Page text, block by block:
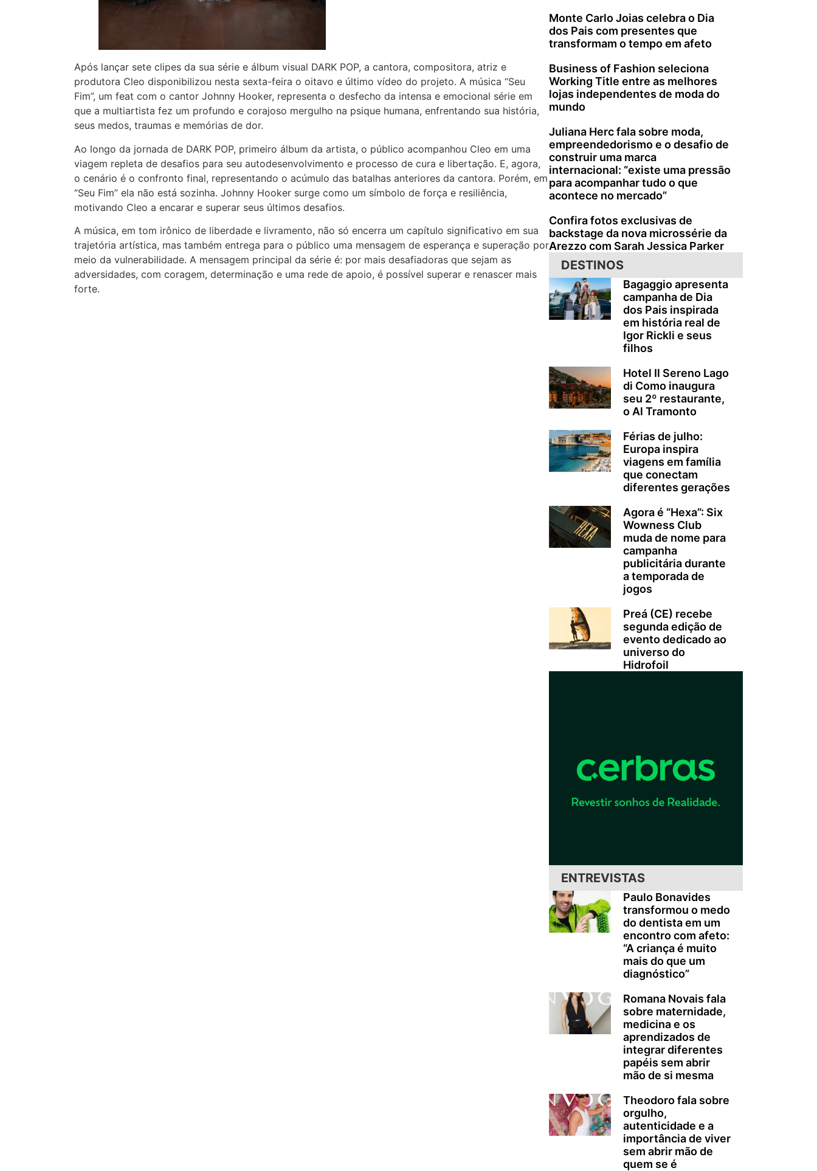
Após lançar sete clipes da sua série e álbum visual DARK POP, a cantora, compositora, atriz e
produtora Cleo disponibilizou nesta sexta-feira o oitavo e último vídeo do projeto. A música “Seu
Fim”, um feat com o cantor Johnny Hooker, representa o desfecho da intensa e emocional série em
que a multiartista fez um profundo e corajoso mergulho na psique humana, enfrentando sua história,
seus medos, traumas e memórias de dor.
Ao longo da jornada de DARK POP, primeiro álbum da artista, o público acompanhou Cleo em uma
viagem repleta de desafios para seu autodesenvolvimento e processo de cura e libertação. E, agora,
o cenário é o confronto final, representando o acúmulo das batalhas anteriores da cantora. Porém, em
“Seu Fim” ela não está sozinha. Johnny Hooker surge como um símbolo de força e resiliência,
motivando Cleo a encarar e superar seus últimos desafios.
A música, em tom irônico de liberdade e livramento, não só encerra um capítulo significativo em sua
trajetória artística, mas também entrega para o público uma mensagem de esperança e superação por
meio da vulnerabilidade. A mensagem principal da série é: por mais desafiadoras que sejam as
adversidades, com coragem, determinação e uma rede de apoio, é possível superar e renascer mais
forte.
Monte Carlo Joias celebra o Dia
dos Pais com presentes que
transformam o tempo em afeto
Business of Fashion seleciona
Working Title entre as melhores
lojas independentes de moda do
mundo
Juliana Herc fala sobre moda,
empreendedorismo e o desafio de
construir uma marca
internacional: “existe uma pressão
para acompanhar tudo o que
acontece no mercado”
Confira fotos exclusivas de
backstage da nova microssérie da
Arezzo com Sarah Jessica Parker
DESTINOS
Bagaggio apresenta
campanha de Dia
dos Pais inspirada
em história real de
Igor Rickli e seus
filhos
Hotel Il Sereno Lago
di Como inaugura
seu 2º restaurante,
o Al Tramonto
Férias de julho:
Europa inspira
viagens em família
que conectam
diferentes gerações
Agora é “Hexa”: Six
Wowness Club
muda de nome para
campanha
publicitária durante
a temporada de
jogos
Preá (CE) recebe
segunda edição de
evento dedicado ao
universo do
Hidrofoil
ENTREVISTAS
Paulo Bonavides
transformou o medo
do dentista em um
encontro com afeto:
“A criança é muito
mais do que um
diagnóstico”
Romana Novais fala
sobre maternidade,
medicina e os
aprendizados de
integrar diferentes
papéis sem abrir
mão de si mesma
Theodoro fala sobre
orgulho,
autenticidade e a
importância de viver
sem abrir mão de
quem se é